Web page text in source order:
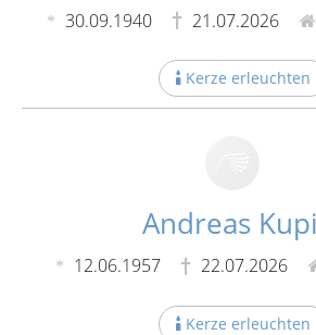
30.09.1940 21.07.2026
Kerze erleuchten
Andreas
12.06.1957 22.07.2026
Kerze erleuchten